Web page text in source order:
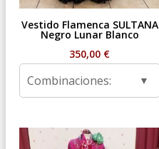
Vestido Flamenca SULTANA
Negro Lunar Blanco
350,00 €
Combinaciones: